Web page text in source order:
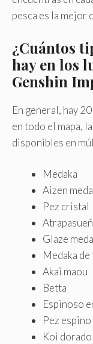
pesca es la mejor
¿Cuántos
hay en los
Genshin
En general, hay
en todo el mapa,
disponibles en
Medaka
Aizen
Pez cristal
Glaze
Medaka
Akai maou
Betta
Espinoso
Pez
Koi dorado